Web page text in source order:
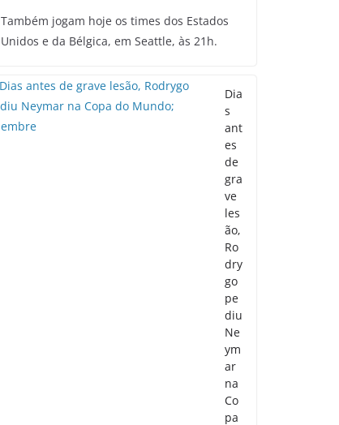
Também jogam hoje os times dos Estados
Unidos e da Bélgica, em Seattle, às 21h.
Dia
s
ant
es
de
gra
ve
les
ão,
Ro
dry
go
pe
diu
Ne
ym
ar
na
Co
pa